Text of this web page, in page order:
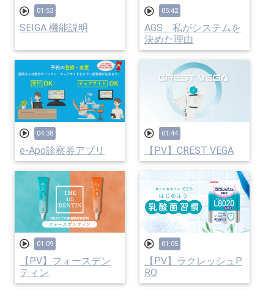
01:53
SEIGA 機能説明
05:42
AGS 私がシステムを
決めた理由
04:38
e-Apo診察券アプリ
01:44
【PV】CREST VEGA
01:09
【PV】フォースデン
ティン
01:05
【PV】ラクレッシュP
RO